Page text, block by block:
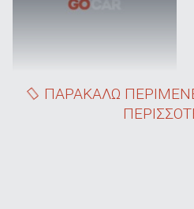
ΠΑΡΑΚΑΛΩ